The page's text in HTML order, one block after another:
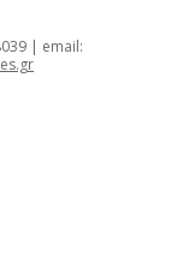
| email: